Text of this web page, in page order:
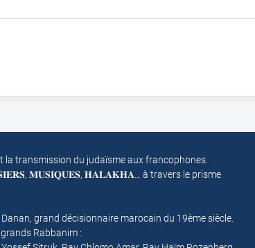
transmission du judaïsme aux francophones.
𝐌𝐔𝐒𝐈𝐐𝐔𝐄𝐒, 𝐇𝐀𝐋𝐀𝐊𝐇𝐀… à travers le prisme
grand décisionnaire marocain du 19ème siècle.
Rabbanim :